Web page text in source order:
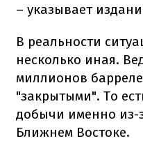
– указывает
В реальности
несколько иная.
миллионов
"закрытыми". То
добычи именно из-
Ближнем Востоке.